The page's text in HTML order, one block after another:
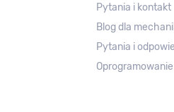
Pytania i kontakt
Blog dla
Pytania i